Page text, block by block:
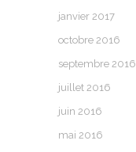
janvier 2017
octobre 2016
septembre 2016
juillet 2016
juin 2016
mai 2016